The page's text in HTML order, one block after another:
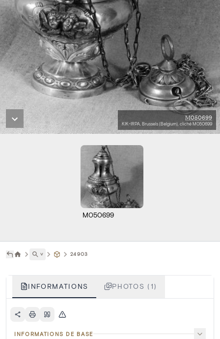
M050699
KIK-IRPA, Brussels (Belgium), cliché M050699
M050699
˅ 24903
INFORMATIONS PHOTOS (1)
INFORMATIONS DE BASE